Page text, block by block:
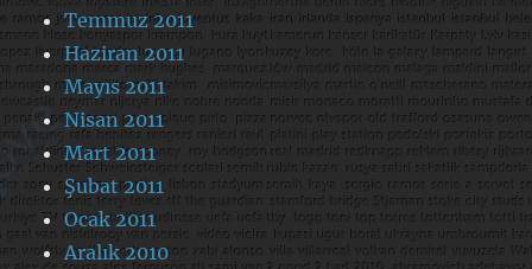
Temmuz 2011
Haziran 2011
Mayıs 2011
Nisan 2011
Mart 2011
Şubat 2011
Ocak 2011
Aralık 2010